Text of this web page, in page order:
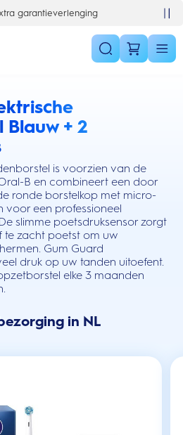
+ 2
is voorzien van de
B en combineert een door
ronde borstelkop met micro-
voor een professioneel
slimme poetsdruksensor zorgt
te zacht poetst om uw
Gum Guard
druk op uw tanden uitoefent.
elke 3 maanden
section
in NL